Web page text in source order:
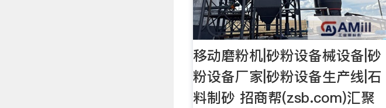
移动磨粉机|砂粉设备械设备|砂
粉设备厂家|砂粉设备生产线|石
料制砂 招商帮(zsb.com)汇聚